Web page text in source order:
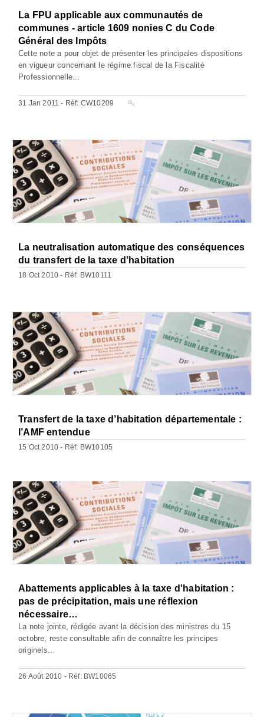
La FPU applicable aux communautés de
communes - article 1609 nonies C du Code
Général des Impôts
Cette note a pour objet de présenter les principales dispositions
en vigueur concernant le régime fiscal de la Fiscalité
Professionnelle...
31 Jan 2011 - Réf: CW10209
La neutralisation automatique des conséquences
du transfert de la taxe d’habitation
18 Oct 2010 - Réf: BW10111
Transfert de la taxe d’habitation départementale :
l’AMF entendue
15 Oct 2010 - Réf: BW10105
Abattements applicables à la taxe d'habitation :
pas de précipitation, mais une réflexion
nécessaire…
La note jointe, rédigée avant la décision des ministres du 15
octobre, reste consultable afin de connaître les principes
originels...
26 Août 2010 - Réf: BW10065